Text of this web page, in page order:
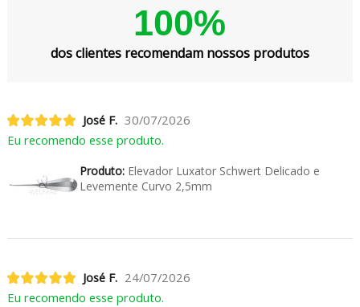
100%
dos clientes recomendam nossos produtos
José F. 30/07/2026
Eu recomendo esse produto.
Produto:Elevador Luxator Schwert Delicado e
Levemente Curvo 2,5mm
José F. 24/07/2026
Eu recomendo esse produto.